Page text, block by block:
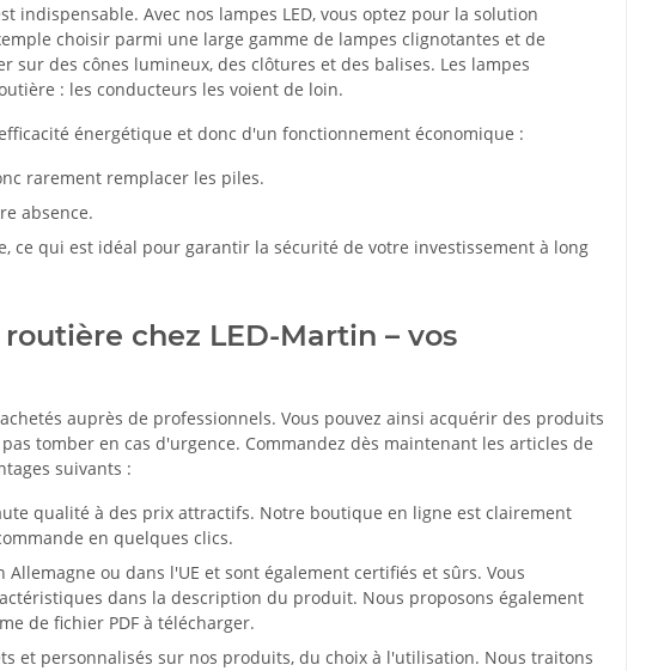
indispensable. Avec nos lampes LED, vous optez pour la solution
choisir parmi une large gamme de lampes clignotantes et de
sur des cônes lumineux, des clôtures et des balises. Les lampes
: les conducteurs les voient de loin.
énergétique et donc d'un fonctionnement économique :
rarement remplacer les piles.
absence.
ce qui est idéal pour garantir la sécurité de votre investissement à long
chez LED-Martin – vos
auprès de professionnels. Vous pouvez ainsi acquérir des produits
tomber en cas d'urgence. Commandez dès maintenant les articles de
suivants :
qualité à des prix attractifs. Notre boutique en ligne est clairement
en quelques clics.
ou dans l'UE et sont également certifiés et sûrs. Vous
dans la description du produit. Nous proposons également
de fichier PDF à télécharger.
et personnalisés sur nos produits, du choix à l'utilisation. Nous traitons